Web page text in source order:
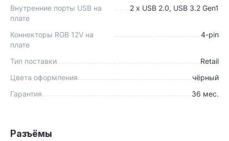
Внутренние порты USB на
плате
2 x USB 2.0, USB 3.2 Gen1
Коннекторы RGB 12V на
плате
4-pin
Тип поставки
Retail
Цвета оформления
чёрный
Гарантия
36 мес.
Разъёмы